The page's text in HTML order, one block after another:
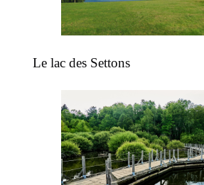
Le lac des Settons